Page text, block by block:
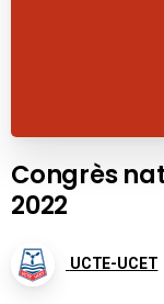
Congrès
2022
UCTE-UCET